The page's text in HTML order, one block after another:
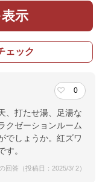
示
ェック
0
、打たせ湯、足湯な
クゼーションルーム
でしょうか。紅ズワ
す。
回答（投稿日：2025/3/ 2）